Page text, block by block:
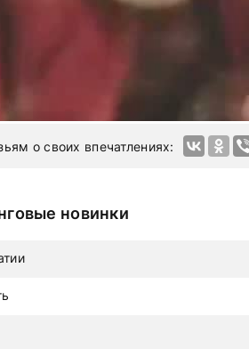
которыми восхищается весь
о своих впечатлениях:
новинки